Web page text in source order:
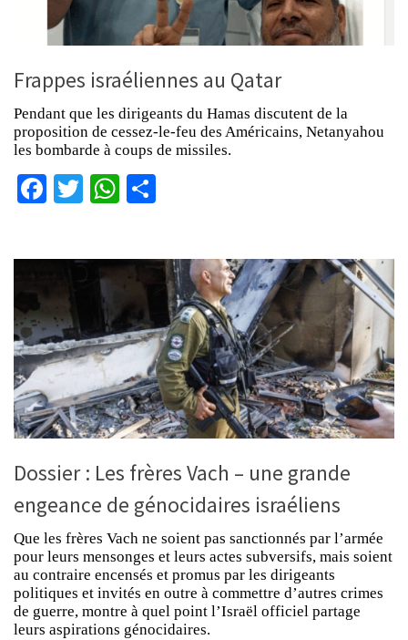
Frappes israéliennes au Qatar
Pendant que les dirigeants du Hamas discutent de la
proposition de cessez-le-feu des Américains, Netanyahou
les bombarde à coups de missiles.
Facebook
TwitterWhatsApp
Dossier : Les frères Vach – une grande
engeance de génocidaires israéliens
Que les frères Vach ne soient pas sanctionnés par l’armée
pour leurs mensonges et leurs actes subversifs, mais soient
au contraire encensés et promus par les dirigeants
politiques et invités en outre à commettre d’autres crimes
de guerre, montre à quel point l’Israël officiel partage
leurs aspirations génocidaires.